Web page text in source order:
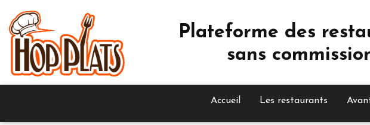
Plateforme des
sans
Accueil Les restaurants